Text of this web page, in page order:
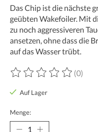
Das Chip ist die nächste
geübten Wakefoiler. Mit
zu noch aggressiveren
ansetzen, ohne dass die
auf das Wasser trübt.
Die Bewertung dieses
(0)
Auf Lager
Menge: